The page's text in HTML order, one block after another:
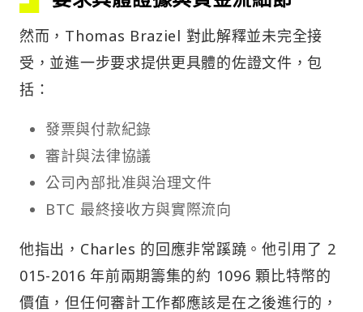
然而，Thomas Braziel 對此解釋並未完全接
受，並進一步要求提供更具體的佐證文件，包
括：
發票與付款紀錄
審計與法律協議
公司內部批准與治理文件
BTC 最終接收方與實際流向
他指出，Charles 的回應非常蹊蹺。他引用了 2
015-2016 年前兩期籌集的約 1096 顆比特幣的
價值，但任何審計工作都應該是在之後進行的，